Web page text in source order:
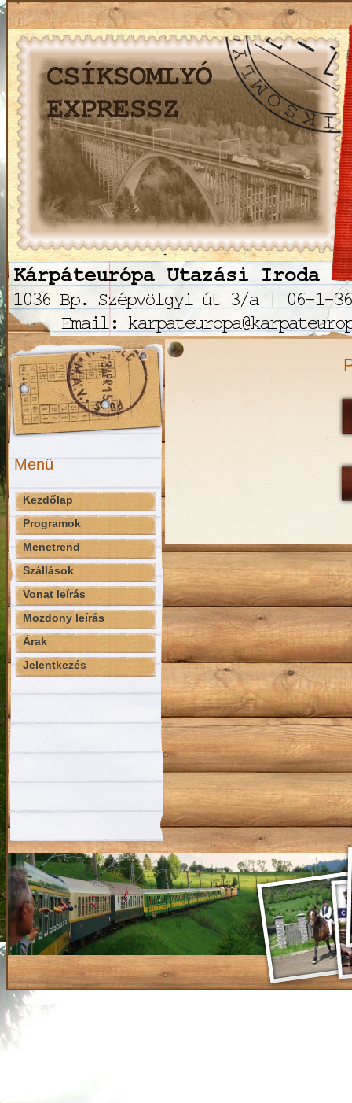
Menü
Kezdőlap
Programok
Menetrend
Szállások
Vonat leírás
Mozdony leírás
Árak
Jelentkezés